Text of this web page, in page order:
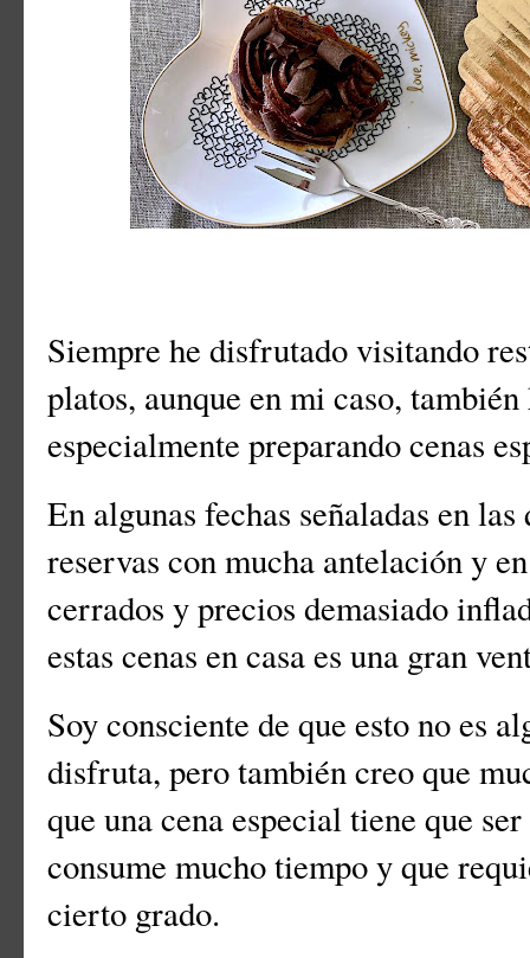
Siempre he disfrutado visitando
platos, aunque en mi caso,
especialmente preparando cenas
En algunas fechas señaladas en
reservas con mucha antelación y
cerrados y precios demasiado
estas cenas en casa es una gran
Soy consciente de que esto no es
disfruta, pero también creo que
que una cena especial tiene que
consume mucho tiempo y que
cierto grado.